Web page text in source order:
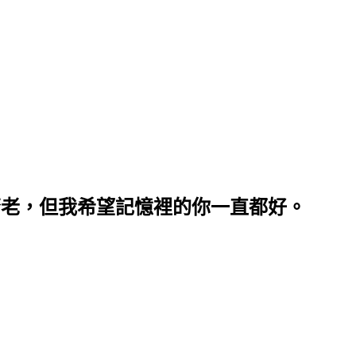
，但我希望記憶裡的你一直都好。